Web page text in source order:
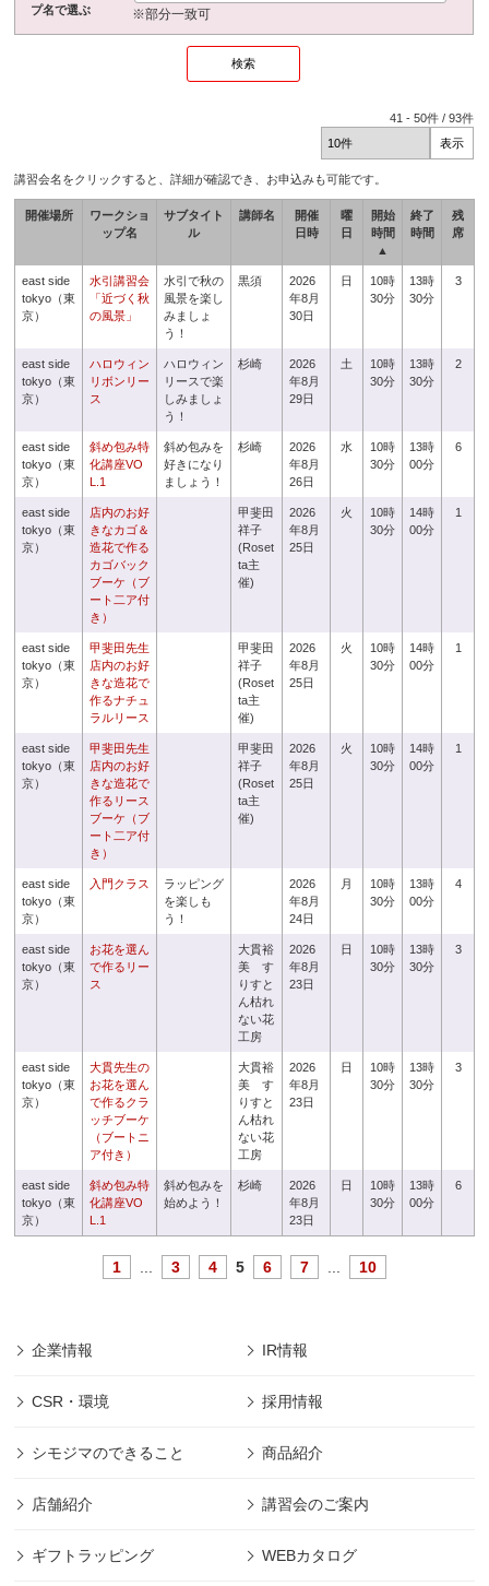
プ名で選ぶ
※部分一致可
41 -50件 /93件
講習会名をクリックすると、詳細が確認でき、お申込みも可能です。
開催場所
ワークショ
ップ名
サブタイト
ル
講師名
開催
日時
曜
日
開始
時間
▲
終了
時間
残
席
east side
tokyo（東
京）
水引講習会
「近づく秋
の風景」
水引で秋の
風景を楽し
みましょ
う！
黒須
2026
年8月
30日
日
10時
30分
13時
30分
3
east side
tokyo（東
京）
ハロウィン
リボンリー
ス
ハロウィン
リースで楽
しみましょ
う！
杉崎
2026
年8月
29日
土
10時
30分
13時
30分
2
east side
tokyo（東
京）
斜め包み特
化講座VO
L.1
斜め包みを
好きになり
ましょう！
杉崎
2026
年8月
26日
水
10時
30分
13時
00分
6
east side
tokyo（東
京）
店内のお好
きなカゴ＆
造花で作る
カゴバック
ブーケ（ブ
ート二ア付
き）
甲斐田
祥子
(Roset
ta主
催)
2026
年8月
25日
火
10時
30分
14時
00分
1
east side
tokyo（東
京）
甲斐田先生
店内のお好
きな造花で
作るナチュ
ラルリース
甲斐田
祥子
(Roset
ta主
催)
2026
年8月
25日
火
10時
30分
14時
00分
1
east side
tokyo（東
京）
甲斐田先生
店内のお好
きな造花で
作るリース
ブーケ（ブ
ート二ア付
き）
甲斐田
祥子
(Roset
ta主
催)
2026
年8月
25日
火
10時
30分
14時
00分
1
east side
tokyo（東
京）
入門クラス
ラッピング
を楽しも
う！
2026
年8月
24日
月
10時
30分
13時
00分
4
east side
tokyo（東
京）
お花を選ん
で作るリー
ス
大貫裕
美 す
りすと
ん枯れ
ない花
工房
2026
年8月
23日
日
10時
30分
13時
30分
3
east side
tokyo（東
京）
大貫先生の
お花を選ん
で作るクラ
ッチブーケ
（ブートニ
ア付き）
大貫裕
美 す
りすと
ん枯れ
ない花
工房
2026
年8月
23日
日
10時
30分
13時
30分
3
east side
tokyo（東
京）
斜め包み特
化講座VO
L.1
斜め包みを
始めよう！
杉崎
2026
年8月
23日
日
10時
30分
13時
00分
6
1 3 4 5 6 7 10
企業情報 IR情報
CSR・環境 採用情報
シモジマのできること 商品紹介
店舗紹介 講習会のご案内
ギフトラッピング WEBカタログ